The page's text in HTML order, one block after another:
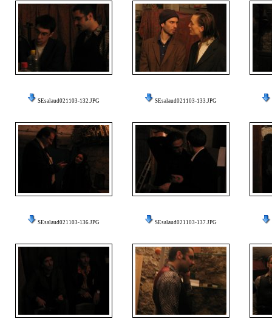
SEsalaud021103-132.JPG SEsalaud021103-133.JPG
SEsalaud021103-136.JPG SEsalaud021103-137.JPG